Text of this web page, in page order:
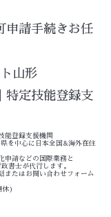
申請手続きお任
山形
特定技能登録支
能登録支援機関
を中心に日本全国&海外在住
申請などの国際業務と
書士が代行します。
またはお問い合わせフォーム
休)